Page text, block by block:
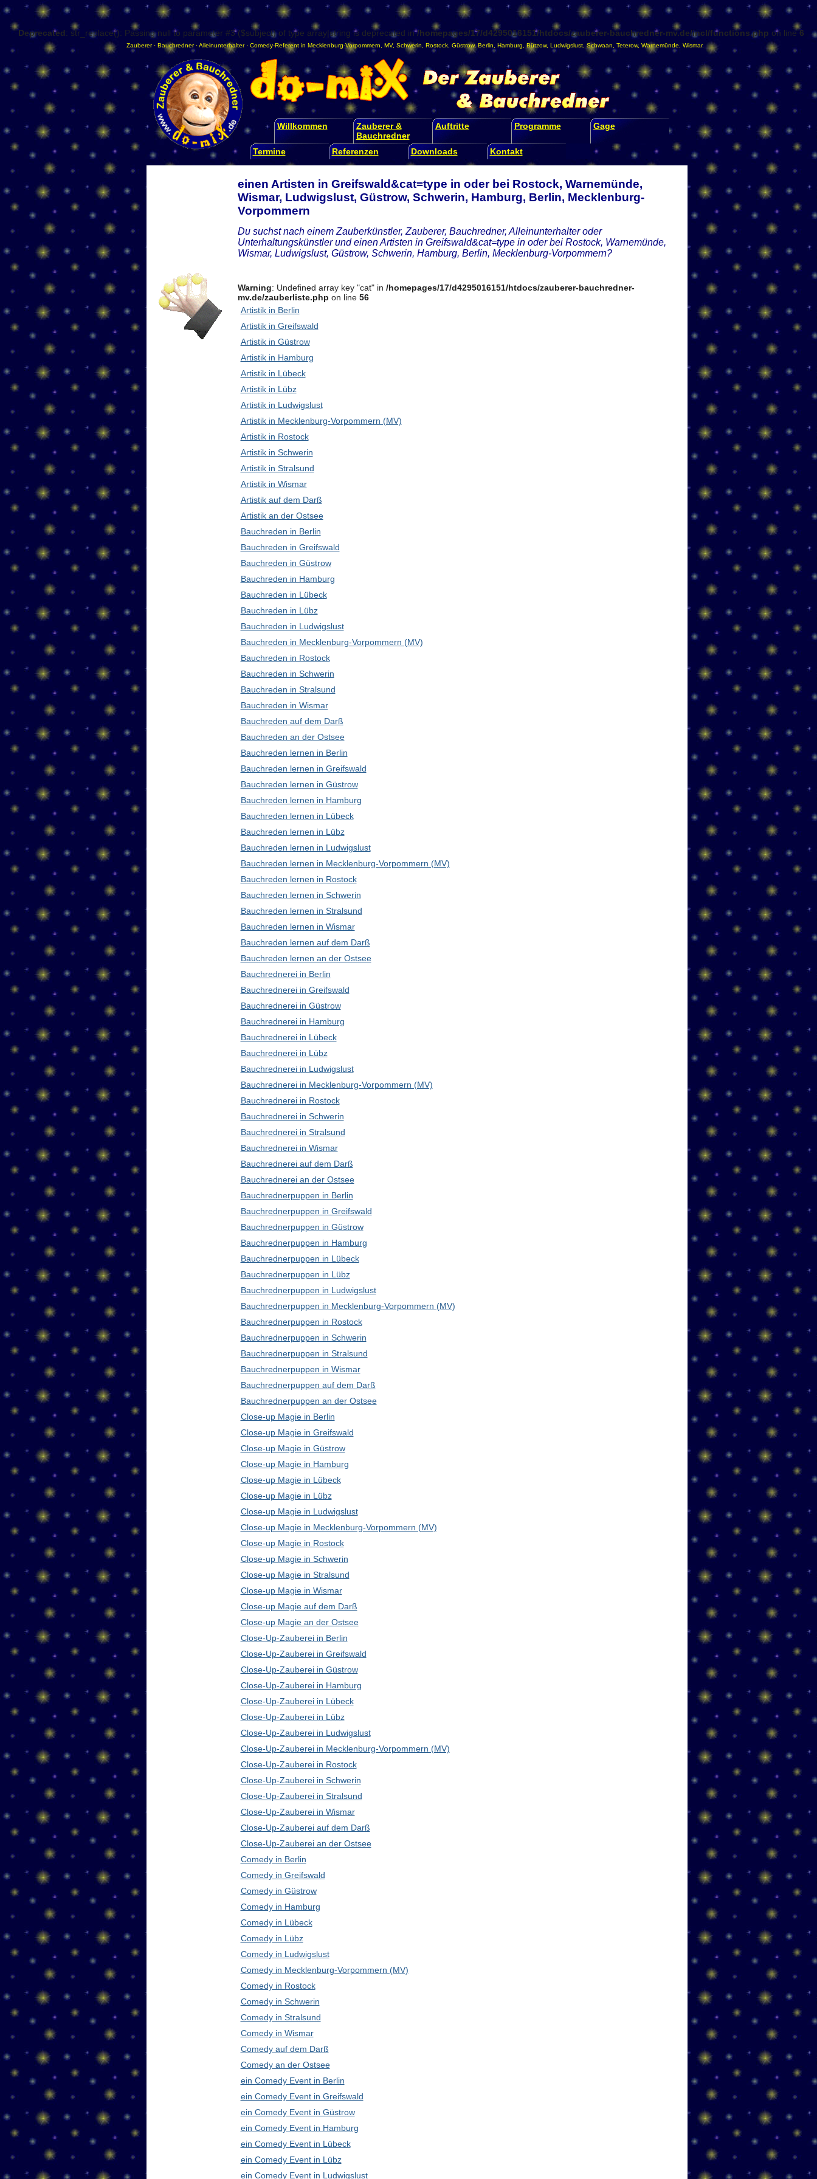
Deprecated: str_replace(): Passing null to parameter #3 ($subject) of type array|string is deprecated in/homepages/17/d4295016151/htdocs/zauberer-bauchredner-mv.de/incl/functions.php on line6
Zauberer· Bauchredner·Alleinunterhalter· Comedy-Referent in Mecklenburg-Vorpommern MV, Schwerin Rostock Güstrow,Berlin Hamburg ,Bützow, Ludwigslust ,Schwaan Teterow, Warnemünde Wismar.
Willkommen
Zauberer &
Bauchredner
Auftritte Programme Gage
Termine Referenzen Downloads Kontakt
einen Artisten in Greifswald&cat=type in oder bei Rostock, Warnemünde,
Wismar, Ludwigslust, Güstrow, Schwerin, Hamburg, Berlin, Mecklenburg-
Vorpommern
Du suchst nach einem Zauberkünstler, Zauberer, Bauchredner, Alleinunterhalter oder
Unterhaltungskünstler und einen Artisten in Greifswald&cat=type in oder bei Rostock, Warnemünde,
Wismar, Ludwigslust, Güstrow, Schwerin, Hamburg, Berlin, Mecklenburg-Vorpommern?
Warning: Undefined array key "cat" in /homepages/17/d4295016151/htdocs/zauberer-bauchredner-
mv.de/zauberliste.php on line 56
Artistik in Berlin
Artistik in Greifswald
Artistik in Güstrow
Artistik in Hamburg
Artistik in Lübeck
Artistik in Lübz
Artistik in Ludwigslust
Artistik in Mecklenburg-Vorpommern (MV)
Artistik in Rostock
Artistik in Schwerin
Artistik in Stralsund
Artistik in Wismar
Artistik auf dem Darß
Artistik an der Ostsee
Bauchreden in Berlin
Bauchreden in Greifswald
Bauchreden in Güstrow
Bauchreden in Hamburg
Bauchreden in Lübeck
Bauchreden in Lübz
Bauchreden in Ludwigslust
Bauchreden in Mecklenburg-Vorpommern (MV)
Bauchreden in Rostock
Bauchreden in Schwerin
Bauchreden in Stralsund
Bauchreden in Wismar
Bauchreden auf dem Darß
Bauchreden an der Ostsee
Bauchreden lernen in Berlin
Bauchreden lernen in Greifswald
Bauchreden lernen in Güstrow
Bauchreden lernen in Hamburg
Bauchreden lernen in Lübeck
Bauchreden lernen in Lübz
Bauchreden lernen in Ludwigslust
Bauchreden lernen in Mecklenburg-Vorpommern (MV)
Bauchreden lernen in Rostock
Bauchreden lernen in Schwerin
Bauchreden lernen in Stralsund
Bauchreden lernen in Wismar
Bauchreden lernen auf dem Darß
Bauchreden lernen an der Ostsee
Bauchrednerei in Berlin
Bauchrednerei in Greifswald
Bauchrednerei in Güstrow
Bauchrednerei in Hamburg
Bauchrednerei in Lübeck
Bauchrednerei in Lübz
Bauchrednerei in Ludwigslust
Bauchrednerei in Mecklenburg-Vorpommern (MV)
Bauchrednerei in Rostock
Bauchrednerei in Schwerin
Bauchrednerei in Stralsund
Bauchrednerei in Wismar
Bauchrednerei auf dem Darß
Bauchrednerei an der Ostsee
Bauchrednerpuppen in Berlin
Bauchrednerpuppen in Greifswald
Bauchrednerpuppen in Güstrow
Bauchrednerpuppen in Hamburg
Bauchrednerpuppen in Lübeck
Bauchrednerpuppen in Lübz
Bauchrednerpuppen in Ludwigslust
Bauchrednerpuppen in Mecklenburg-Vorpommern (MV)
Bauchrednerpuppen in Rostock
Bauchrednerpuppen in Schwerin
Bauchrednerpuppen in Stralsund
Bauchrednerpuppen in Wismar
Bauchrednerpuppen auf dem Darß
Bauchrednerpuppen an der Ostsee
Close-up Magie in Berlin
Close-up Magie in Greifswald
Close-up Magie in Güstrow
Close-up Magie in Hamburg
Close-up Magie in Lübeck
Close-up Magie in Lübz
Close-up Magie in Ludwigslust
Close-up Magie in Mecklenburg-Vorpommern (MV)
Close-up Magie in Rostock
Close-up Magie in Schwerin
Close-up Magie in Stralsund
Close-up Magie in Wismar
Close-up Magie auf dem Darß
Close-up Magie an der Ostsee
Close-Up-Zauberei in Berlin
Close-Up-Zauberei in Greifswald
Close-Up-Zauberei in Güstrow
Close-Up-Zauberei in Hamburg
Close-Up-Zauberei in Lübeck
Close-Up-Zauberei in Lübz
Close-Up-Zauberei in Ludwigslust
Close-Up-Zauberei in Mecklenburg-Vorpommern (MV)
Close-Up-Zauberei in Rostock
Close-Up-Zauberei in Schwerin
Close-Up-Zauberei in Stralsund
Close-Up-Zauberei in Wismar
Close-Up-Zauberei auf dem Darß
Close-Up-Zauberei an der Ostsee
Comedy in Berlin
Comedy in Greifswald
Comedy in Güstrow
Comedy in Hamburg
Comedy in Lübeck
Comedy in Lübz
Comedy in Ludwigslust
Comedy in Mecklenburg-Vorpommern (MV)
Comedy in Rostock
Comedy in Schwerin
Comedy in Stralsund
Comedy in Wismar
Comedy auf dem Darß
Comedy an der Ostsee
ein Comedy Event in Berlin
ein Comedy Event in Greifswald
ein Comedy Event in Güstrow
ein Comedy Event in Hamburg
ein Comedy Event in Lübeck
ein Comedy Event in Lübz
ein Comedy Event in Ludwigslust